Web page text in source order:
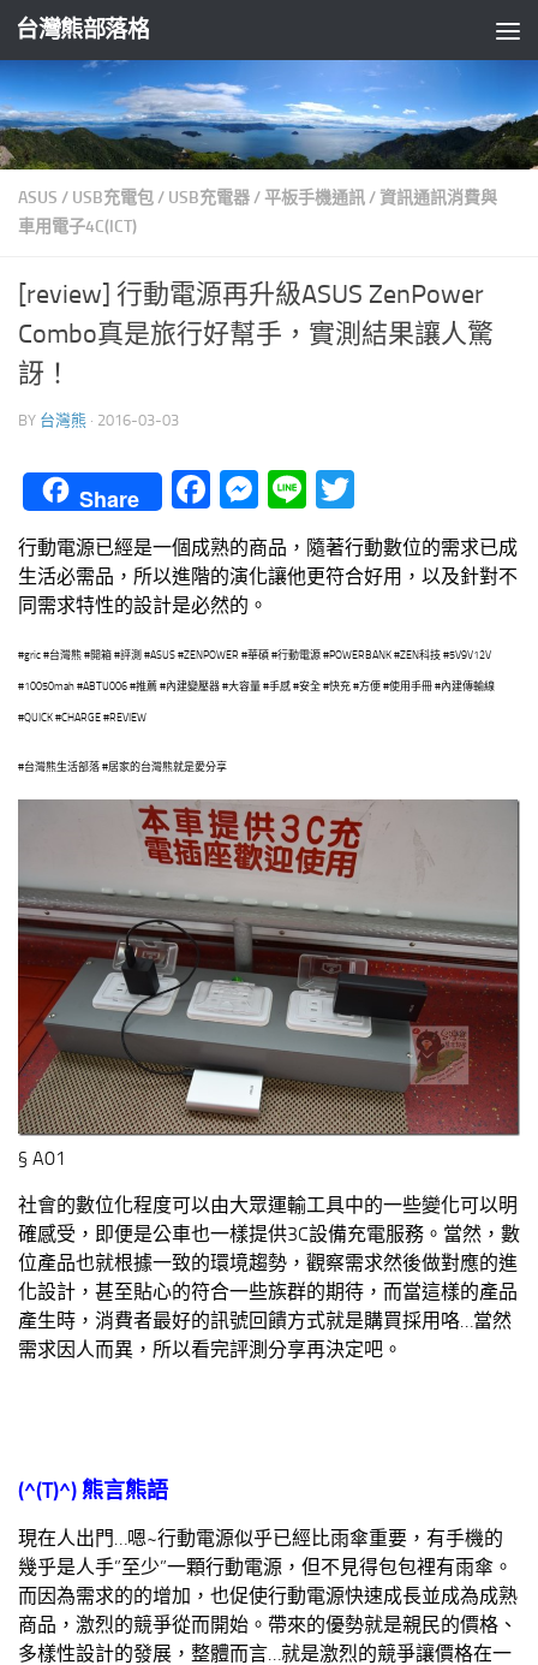
Skip to content
台灣熊部落格
ASUS / USB充電包/ USB充電器/平板手機通訊/資訊通訊消費與
車用電子4C(ICT)
[review] 行動電源再升級ASUS ZenPower
Combo真是旅行好幫手，實測結果讓人驚
訝！
BY 台灣熊 · 2016-03-03
Share Facebook
Messenger
Line
行動電源已經是一個成熟的商品，隨著行動數位的需求已成
生活必需品，所以進階的演化讓他更符合好用，以及針對不
同需求特性的設計是必然的。
#gric #台灣熊 #開箱 #評測 #ASUS #ZENPOWER #華碩 #行動電源 #POWERBANK #ZEN科技 #5V9V12V
#10050mah #ABTU006 #推薦 #內建變壓器 #大容量 #手感 #安全 #快充 #方便 #使用手冊 #內建傳輸線
#QUICK #CHARGE #REVIEW
#台灣熊生活部落 #居家的台灣熊就是愛分享
§ A01
社會的數位化程度可以由大眾運輸工具中的一些變化可以明
確感受，即便是公車也一樣提供3C設備充電服務。當然，數
位產品也就根據一致的環境趨勢，觀察需求然後做對應的進
化設計，甚至貼心的符合一些族群的期待，而當這樣的產品
產生時，消費者最好的訊號回饋方式就是購買採用咯…當然
需求因人而異，所以看完評測分享再決定吧。
(^(T)^) 熊言熊語
現在人出門…嗯~行動電源似乎已經比雨傘重要，有手機的
幾乎是人手”至少”一顆行動電源，但不見得包包裡有雨傘。
而因為需求的的增加，也促使行動電源快速成長並成為成熟
商品，激烈的競爭從而開始。帶來的優勢就是親民的價格、
多樣性設計的發展，整體而言…就是激烈的競爭讓價格在一